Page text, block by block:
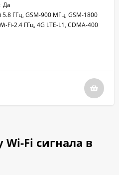
Да
5.8 ГГц, GSM-900 МГц, GSM-1800
Fi-2.4 ГГц, 4G LTE-L1, CDMA-400
Fi сигнала в